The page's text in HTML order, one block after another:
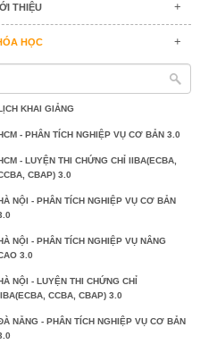
THIỆU
HỌC
KHAI GIẢNG
- PHÂN TÍCH NGHIỆP VỤ CƠ BẢN 3.0
- LUYỆN THI CHỨNG CHỈ IIBA(ECBA,
CBAP) 3.0
NỘI - PHÂN TÍCH NGHIỆP VỤ CƠ BẢN
NỘI - PHÂN TÍCH NGHIỆP VỤ NÂNG
3.0
NỘI - LUYỆN THI CHỨNG CHỈ
CCBA, CBAP) 3.0
NẴNG - PHÂN TÍCH NGHIỆP VỤ CƠ BẢN